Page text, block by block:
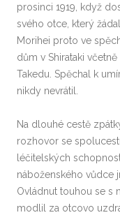
prosinci 1919, když
svého otce, který
Morihei proto ve
dům v Shirataki
Takedu. Spěchal k
nikdy nevrátil.
Na dlouhé cestě
rozhovor se
léčitelských
náboženského vůdce
Ovládnut touhou se s
modlil za otcovo